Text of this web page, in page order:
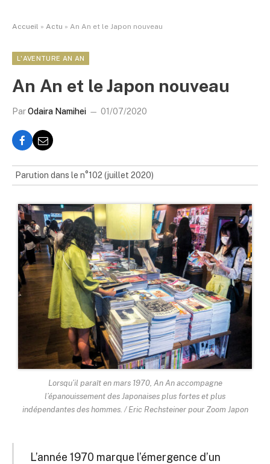
Accueil » Actu » An An et le Japon nouveau
L'AVENTURE AN AN
An An et le Japon nouveau
ParOdaira Namihei 01/07/2020
Parution dans le n°102 (juillet 2020)
Lorsqu’il paraît en mars 1970, An An accompagne
l’épanouissement des Japonaises plus fortes et plus
indépendantes des hommes. / Eric Rechsteiner pour Zoom Japon
L’année 1970 marque l’émergence d’un